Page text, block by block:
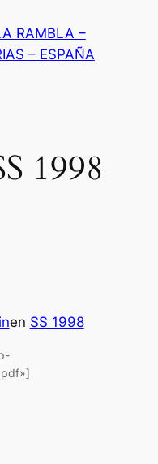
RAMBLA –
– ESPAÑA
1998
en SS 1998